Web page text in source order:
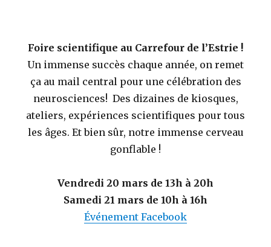
Foire scientifique au Carrefour de l’Estrie !
Un immense succès chaque année, on remet
ça au mail central pour une célébration des
neurosciences! Des dizaines de kiosques,
ateliers, expériences scientifiques pour tous
les âges. Et bien sûr, notre immense cerveau
gonflable !
Vendredi 20 mars de 13h à 20h
Samedi 21 mars de 10h à 16h
Événement Facebook